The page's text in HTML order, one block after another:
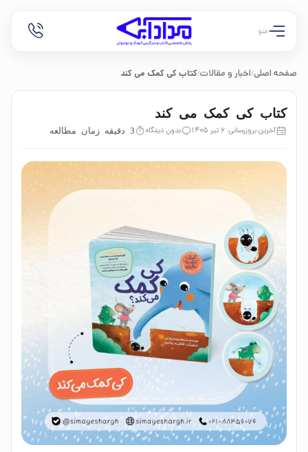
منو
صفحه اصلی/اخبار و مقالات/کتاب کی کمک می کند
کتاب کی کمک می کند
آخرین بروزرسانی: 6 تیر 1405 بدون دیدگاه 3 دقیقه زمان مطالعه